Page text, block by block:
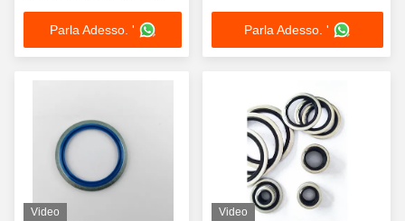
Bonded Washer
Parla Adesso. ' Parla Adesso. '
Video Video